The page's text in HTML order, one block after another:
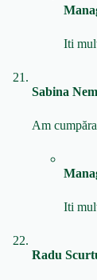
Iti
Sabina
Am
Iti
Radu